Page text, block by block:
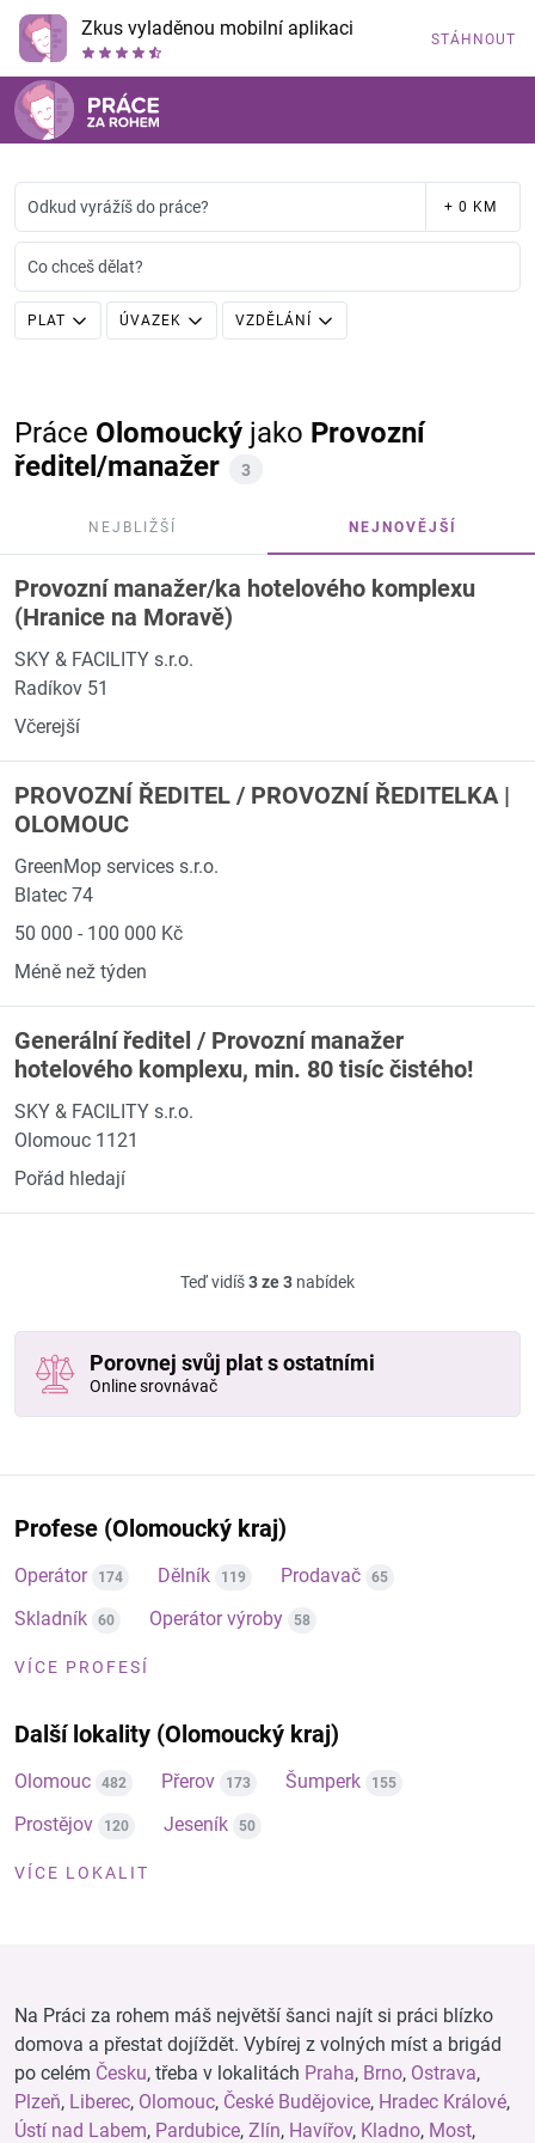
Zkus vyladěnou mobilní aplikaci STÁHNOUT
Odkud vyrážíš do práce? + 0 KM
Co chceš dělat?
PLAT ÚVAZEK VZDĚLÁNÍ
Práce Olomoucký jako Provozní
ředitel/manažer
3
NEJBLIŽŠÍ NEJNOVĚJŠÍ
Provozní manažer/ka hotelového komplexu
(Hranice na Moravě)
SKY & FACILITY s.r.o.
Radíkov 51
Včerejší
PROVOZNÍ ŘEDITEL / PROVOZNÍ ŘEDITELKA |
OLOMOUC
GreenMop services s.r.o.
Blatec 74
50 000 - 100 000 Kč
Méně než týden
Generální ředitel / Provozní manažer
hotelového komplexu, min. 80 tisíc čistého!
SKY & FACILITY s.r.o.
Olomouc 1121
Pořád hledají
Teď vidíš3 ze 3 nabídek
Porovnej svůj plat s ostatními
Online srovnávač
Profese (Olomoucký kraj)
Operátor 174 Dělník 119 Prodavač 65
Skladník 60 Operátor výroby 58
VÍCE PROFESÍ
Další lokality (Olomoucký kraj)
Olomouc 482 Přerov 173 Šumperk 155
Prostějov 120 Jeseník 50
VÍCE LOKALIT
Na Práci za rohem máš největší šanci najít si práci blízko
domova a přestat dojíždět. Vybírej z volných míst a brigád
po celém Česku, třeba v lokalitách Praha, Brno, Ostrava,
Plzeň, Liberec, Olomouc, České Budějovice, Hradec Králové,
Ústí nad Labem, Pardubice, Zlín, Havířov, Kladno, Most,